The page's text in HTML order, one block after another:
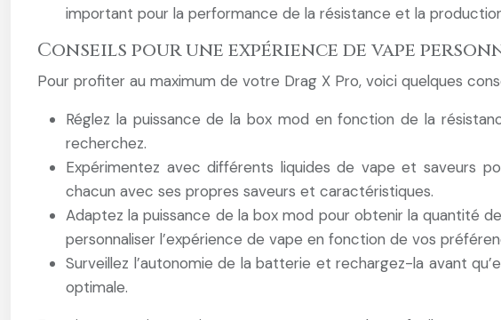
important pour la performance de la résistance et la
Conseils pour une expérience de vape
Pour profiter au maximum de votre Drag X Pro, voici quelques
Réglez la puissance de la box mod en fonction de la
recherchez.
Expérimentez avec différents liquides de vape et saveurs
chacun avec ses propres saveurs et caractéristiques.
Adaptez la puissance de la box mod pour obtenir la quantité
personnaliser l’expérience de vape en fonction de vos
Surveillez l’autonomie de la batterie et rechargez-la avant
optimale.